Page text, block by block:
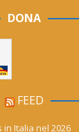
DONA
FEED
in Italia nel 2026